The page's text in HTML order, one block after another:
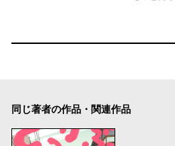
同じ著者の作品・関連作品